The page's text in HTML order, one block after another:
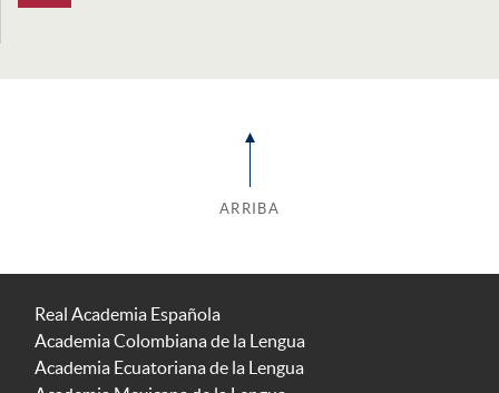
ARRIBA
Real Academia Española
Academia Colombiana de la Lengua
Academia Ecuatoriana de la Lengua